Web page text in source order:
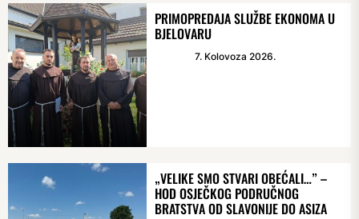
PRIMOPREDAJA SLUŽBE EKONOMA U
BJELOVARU
7. Kolovoza 2026.
„VELIKE SMO STVARI OBEĆALI…” –
HOD OSJEČKOG PODRUČNOG
BRATSTVA OD SLAVONIJE DO ASIZA